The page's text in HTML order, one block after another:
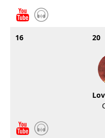
16 20